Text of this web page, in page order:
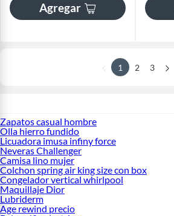
Agregar
1 2 3
Zapatos casual hombre
Olla hierro fundido
Licuadora imusa infiny force
Neveras Challenger
Camisa lino mujer
Colchon spring air king size con box
Congelador vertical whirlpool
Maquillaje Dior
Lubriderm
Age rewind precio